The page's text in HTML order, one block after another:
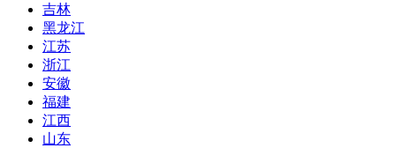
吉林
黑龙江
江苏
浙江
安徽
福建
江西
山东